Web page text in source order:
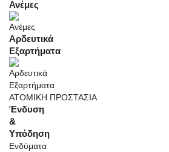
Ανέμες
Αρδευτικά
Εξαρτήματα
ΑΤΟΜΙΚΗ ΠΡΟΣΤΑΣΙΑ
Ένδυση
&
Υπόδηση
Ενδύματα